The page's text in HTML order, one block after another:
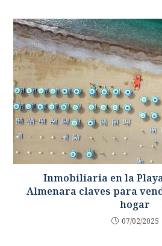
Inmobiliaria en la
Almenara claves para
hogar
07/02/2025